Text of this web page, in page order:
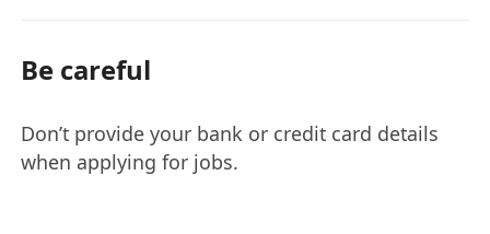
Be careful
Don’t provide your bank or credit card details
when applying for jobs.